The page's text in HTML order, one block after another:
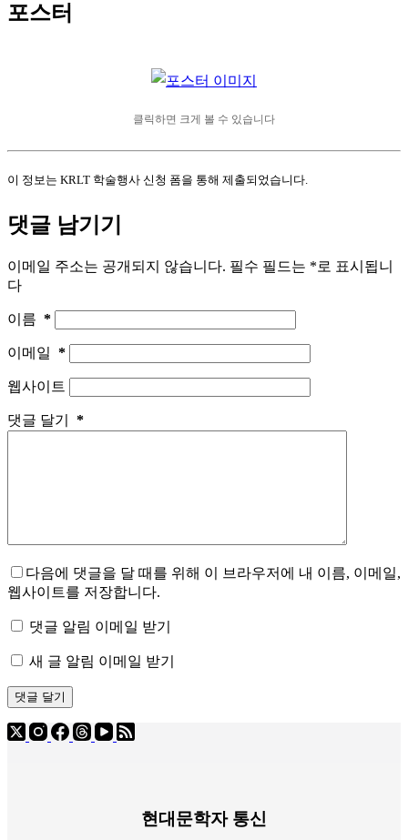
포스터
클릭하면 크게 볼 수 있습니다
이 정보는 KRLT 학술행사 신청 폼을 통해 제출되었습니다.
댓글 남기기
이메일 주소는 공개되지 않습니다. 필수 필드는 *로 표시됩니
다
이름 *
이메일 *
웹사이트
댓글 달기 *
다음에 댓글을 달 때를 위해 이 브라우저에 내 이름, 이메일,
웹사이트를 저장합니다.
댓글 알림 이메일 받기
새 글 알림 이메일 받기
댓글 달기
현대문학자 통신